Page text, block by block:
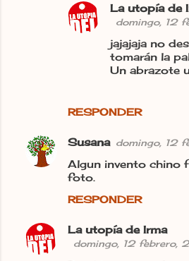
RESPONDER
La utopía de
domingo, 12
jajajaja no
tomarán la
Un abrazote
Susana domingo, 12
Algun invento chino
foto.
RESPONDER
La utopía de Irma
domingo, 12 febrero,